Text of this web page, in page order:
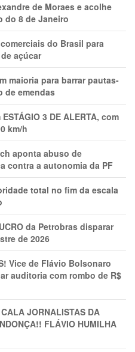
de Moraes e acolhe
do 8 de Janeiro
do Brasil para
açúcar
maioria para barrar pautas-
de emendas
3 DE ALERTA, com
km/h
aponta abuso de
contra a autonomia da PF
total no fim da escala
da Petrobras disparar
de 2026
Vice de Flávio Bolsonaro
auditoria com rombo de R$
JORNALISTAS DA
FLÁVIO HUMILHA